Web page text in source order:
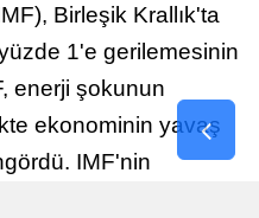
Birleşik Krallık'ta
1'e gerilemesinin
enerji şokunun
ekonominin yavaş
IMF'nin